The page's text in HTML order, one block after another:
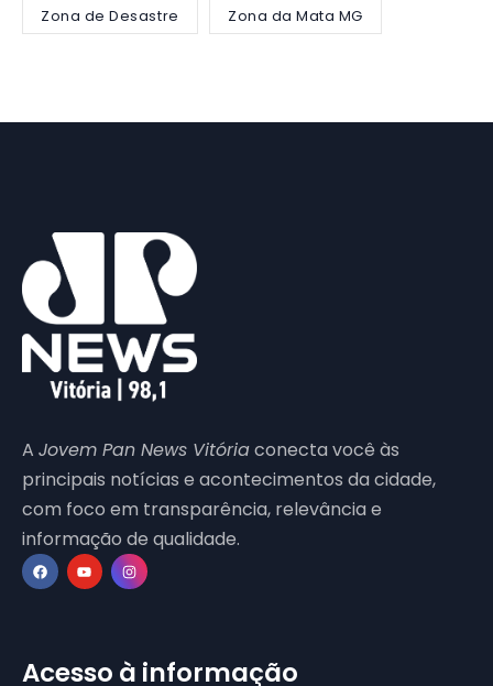
Zona de Desastre Zona da Mata MG
A Jovem Pan News Vitóriaconecta você às
principais notícias e acontecimentos da cidade,
com foco em transparência, relevância e
informação de qualidade.
Acesso à informação